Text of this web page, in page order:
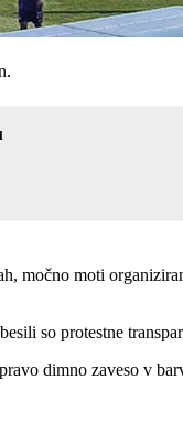
močno moti
so protestne
dimno zaveso v